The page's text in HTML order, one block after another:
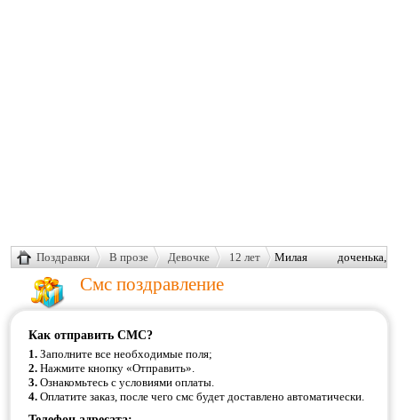
Поздравки В прозе Девочке 12 лет
Милая доченька,
отмечаешь свое двенадцатилетие.
Смс поздравление
Как отправить СМС?
1. Заполните все необходимые поля;
2. Нажмите кнопку «Отправить».
3. Ознакомьтесь с условиями оплаты.
4. Оплатите заказ, после чего смс будет доставлено автоматически.